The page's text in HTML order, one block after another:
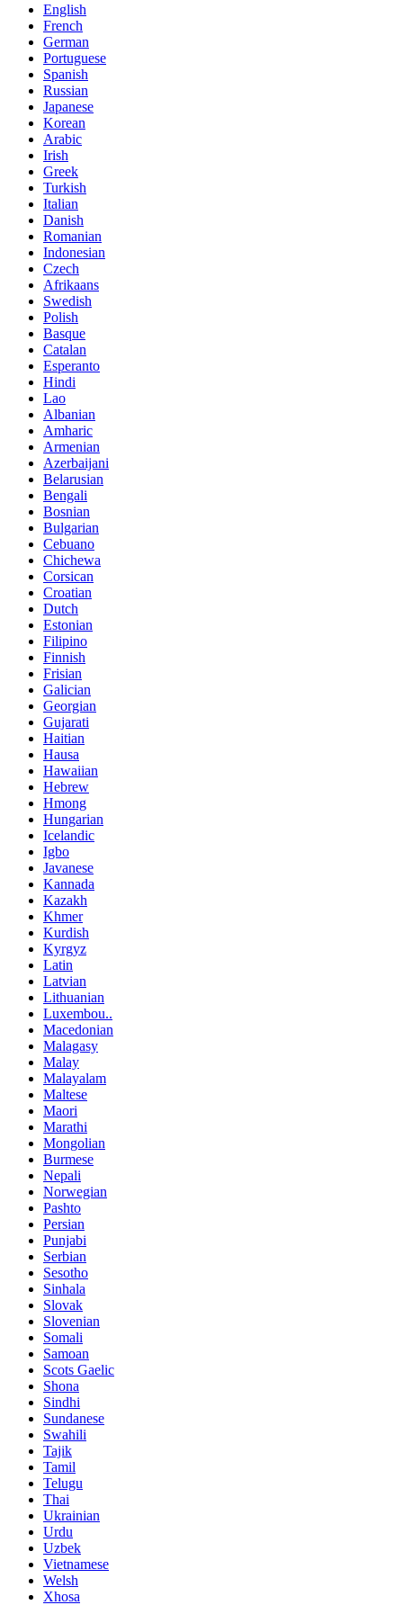
English
French
German
Portuguese
Spanish
Russian
Japanese
Korean
Arabic
Irish
Greek
Turkish
Italian
Danish
Romanian
Indonesian
Czech
Afrikaans
Swedish
Polish
Basque
Catalan
Esperanto
Hindi
Lao
Albanian
Amharic
Armenian
Azerbaijani
Belarusian
Bengali
Bosnian
Bulgarian
Cebuano
Chichewa
Corsican
Croatian
Dutch
Estonian
Filipino
Finnish
Frisian
Galician
Georgian
Gujarati
Haitian
Hausa
Hawaiian
Hebrew
Hmong
Hungarian
Icelandic
Igbo
Javanese
Kannada
Kazakh
Khmer
Kurdish
Kyrgyz
Latin
Latvian
Lithuanian
Luxembou..
Macedonian
Malagasy
Malay
Malayalam
Maltese
Maori
Marathi
Mongolian
Burmese
Nepali
Norwegian
Pashto
Persian
Punjabi
Serbian
Sesotho
Sinhala
Slovak
Slovenian
Somali
Samoan
Scots Gaelic
Shona
Sindhi
Sundanese
Swahili
Tajik
Tamil
Telugu
Thai
Ukrainian
Urdu
Uzbek
Vietnamese
Welsh
Xhosa